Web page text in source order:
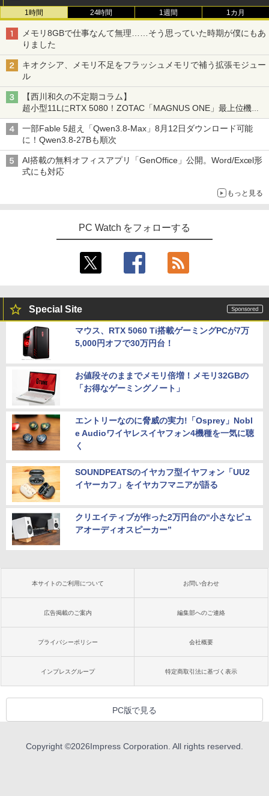
1時間 24時間 1週間 1カ月
メモリ8GBで仕事なんて無理……そう思っていた時期が僕にもあ
りました
キオクシア、メモリ不足をフラッシュメモリで補う拡張モジュー
ル
【西川和久の不定期コラム】
超小型11LにRTX 5080！ZOTAC「MAGNUS ONE」最上位機の
実力を探る
一部Fable 5超え「Qwen3.8-Max」8月12日ダウンロード可能
に！Qwen3.8-27Bも順次
AI搭載の無料オフィスアプリ「GenOffice」公開。Word/Excel形
式にも対応
もっと見る
PC Watch をフォローする
Special Site
マウス、RTX 5060 Ti搭載ゲーミングPCが7万
5,000円オフで30万円台！
お値段そのままでメモリ倍増！メモリ32GBの
「お得なゲーミングノート」
エントリーなのに脅威の実力!「Osprey」Nobl
e Audioワイヤレスイヤフォン4機種を一気に聴
く
SOUNDPEATSのイヤカフ型イヤフォン「UU2
イヤーカフ」をイヤカフマニアが語る
クリエイティブが作った2万円台の“小さなピュ
アオーディオスピーカー”
本サイトのご利用について お問い合わせ
広告掲載のご案内 編集部へのご連絡
プライバシーポリシー 会社概要
インプレスグループ 特定商取引法に基づく表示
PC版で見る
Copyright ©2026Impress Corporation. All rights reserved.